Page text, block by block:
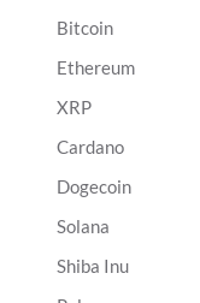
Bitcoin
Ethereum
XRP
Cardano
Dogecoin
Solana
Shiba Inu